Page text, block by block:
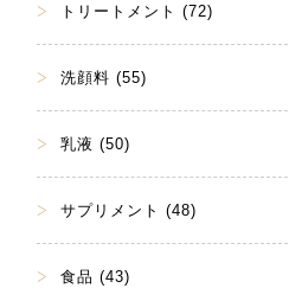
トリートメント (72)
洗顔料 (55)
乳液 (50)
サプリメント (48)
食品 (43)